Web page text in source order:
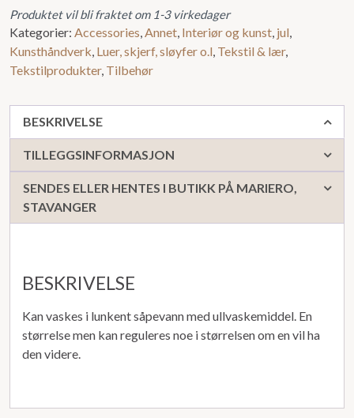
Produktet vil bli fraktet om 1-3 virkedager
Kategorier: Accessories Annet Interiør og kunst jul
Kunsthåndverk Luer, skjerf, sløyfer o.l Tekstil & lær,
Tekstilprodukter, Tilbehør
BESKRIVELSE
TILLEGGSINFORMASJON
SENDES ELLER HENTES I BUTIKK PÅ MARIERO,
STAVANGER
BESKRIVELSE
Kan vaskes i lunkent såpevann med ullvaskemiddel. En
størrelse men kan reguleres noe i størrelsen om en vil ha
den videre.